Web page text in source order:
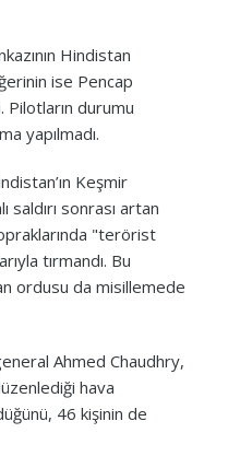
Hindistan
ise Pencap
durumu
yapılmadı.
Keşmir
sonrası artan
"terörist
tırmandı. Bu
ordusu da misillemede
Ahmed Chaudhry,
hava
46 kişinin de